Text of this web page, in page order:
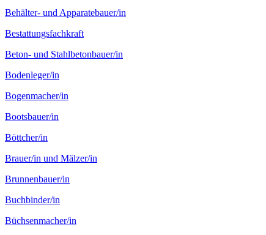
Behälter- und Apparate­bauer/in
Bestattungs­fachkraft
Beton- und Stahlbeton­bauer/in
Boden­leger/in
Bogen­macher/in
Boots­bauer/in
Böttcher/in
Brauer/in und Mälzer/in
Brunnen­bauer/in
Buch­binder/in
Büchsen­macher/in